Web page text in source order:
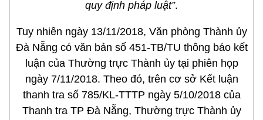
quy định pháp luật”.
Tuy nhiên ngày 13/11/2018, Văn phòng Thành ủy
Đà Nẵng có văn bản số 451-TB/TU thông báo kết
luận của Thường trực Thành ủy tại phiên họp
ngày 7/11/2018. Theo đó, trên cơ sở Kết luận
thanh tra số 785/KL-TTTP ngày 5/10/2018 của
Thanh tra TP Đà Nẵng, Thường trực Thành ủy